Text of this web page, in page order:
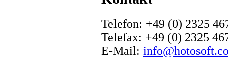
Telefon: +49 (0) 2325
Telefax: +49 (0) 2325
E-Mail: